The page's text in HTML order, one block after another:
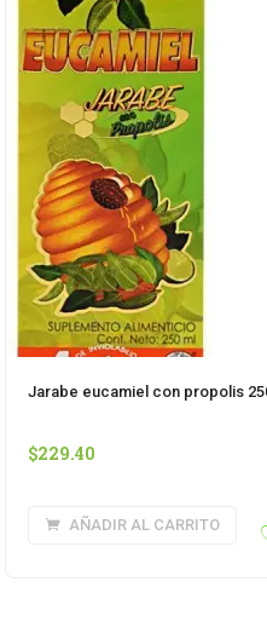
Jarabe eucamiel con propolis
$229.40
AÑADIR AL CARRITO